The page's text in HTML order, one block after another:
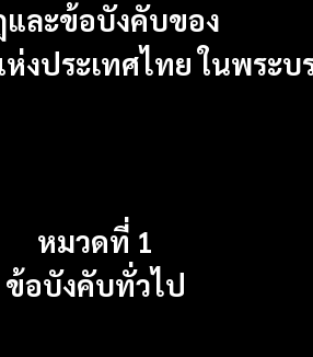
และข้อบังคับของ
งประเทศไทย ในพระ
หมวดที่ 1
ข้อบังคับทั่วไป